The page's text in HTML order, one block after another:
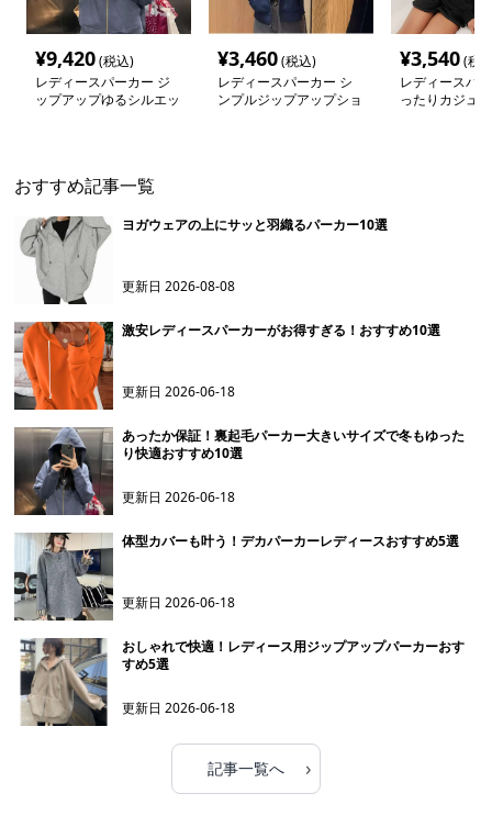
¥9,420(税込)
レディースパーカー ジ
ップアップゆるシルエッ
¥3,460(税込)
レディースパーカー シ
ンプルジップアップショ
¥3,540(税
レディースパ
ったりカジュ
おすすめ記事一覧
ヨガウェアの上にサッと羽織るパーカー10選
更新日2026-08-08
激安レディースパーカーがお得すぎる！おすすめ10選
更新日2026-06-18
あったか保証！裏起毛パーカー大きいサイズで冬もゆった
り快適おすすめ10選
更新日2026-06-18
体型カバーも叶う！デカパーカーレディースおすすめ5選
更新日2026-06-18
おしゃれで快適！レディース用ジップアップパーカーおす
すめ5選
更新日2026-06-18
記事一覧へ ›